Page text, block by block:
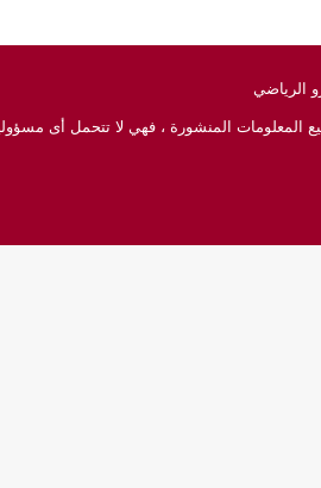
المنشورة ، فهي لا تتحمل أى